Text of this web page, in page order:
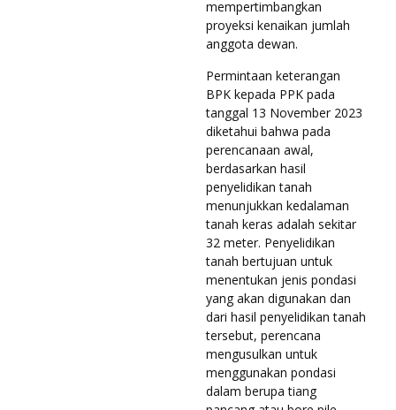
mempertimbangkan
proyeksi kenaikan jumlah
anggota dewan.
Permintaan keterangan
BPK kepada PPK pada
tanggal 13 November 2023
diketahui bahwa pada
perencanaan awal,
berdasarkan hasil
penyelidikan tanah
menunjukkan kedalaman
tanah keras adalah sekitar
32 meter. Penyelidikan
tanah bertujuan untuk
menentukan jenis pondasi
yang akan digunakan dan
dari hasil penyelidikan tanah
tersebut, perencana
mengusulkan untuk
menggunakan pondasi
dalam berupa tiang